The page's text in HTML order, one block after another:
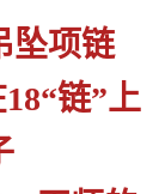
坠项链
链”上